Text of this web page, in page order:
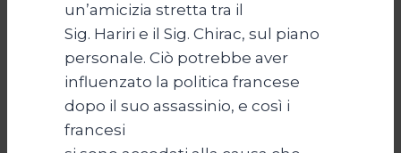
un’amicizia stretta tra il
Sig. Hariri e il Sig. Chirac, sul piano
personale. Ciò potrebbe aver
influenzato la politica francese
dopo il suo assassinio, e così i
francesi